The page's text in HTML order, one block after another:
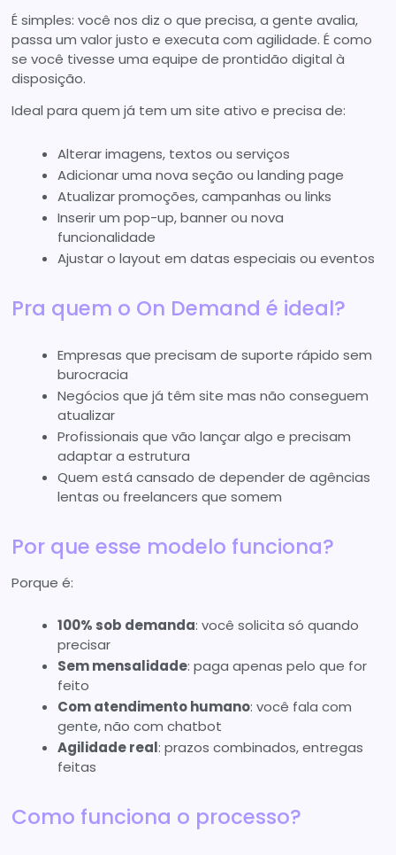
É simples: você nos diz o que precisa, a gente avalia,
passa um valor justo e executa com agilidade. É como
se você tivesse uma equipe de prontidão digital à
disposição.
Ideal para quem já tem um site ativo e precisa de:
Alterar imagens, textos ou serviços
Adicionar uma nova seção ou landing page
Atualizar promoções, campanhas ou links
Inserir um pop-up, banner ou nova
funcionalidade
Ajustar o layout em datas especiais ou eventos
Pra quem o On Demand é ideal?
Empresas que precisam de suporte rápido sem
burocracia
Negócios que já têm site mas não conseguem
atualizar
Profissionais que vão lançar algo e precisam
adaptar a estrutura
Quem está cansado de depender de agências
lentas ou freelancers que somem
Por que esse modelo funciona?
Porque é:
100% sob demanda: você solicita só quando
precisar
Sem mensalidade: paga apenas pelo que for
feito
Com atendimento humano: você fala com
gente, não com chatbot
Agilidade real: prazos combinados, entregas
feitas
Como funciona o processo?